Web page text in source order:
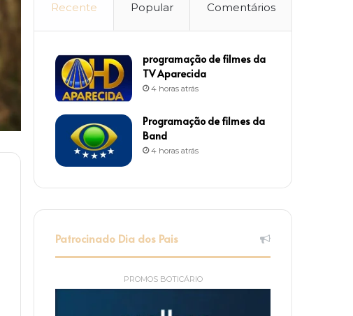
Recente Popular Comentários
programação de filmes da
TV Aparecida
4 horas atrás
Programação de filmes da
Band
4 horas atrás
Patrocinado Dia dos Pais
PROMOS BOTICÁRIO